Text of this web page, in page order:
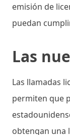
emisión de
puedan
Las
Las llamadas
permiten que
obtengan una